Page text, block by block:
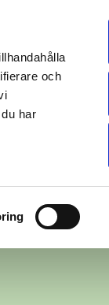
och
har
GALLERI